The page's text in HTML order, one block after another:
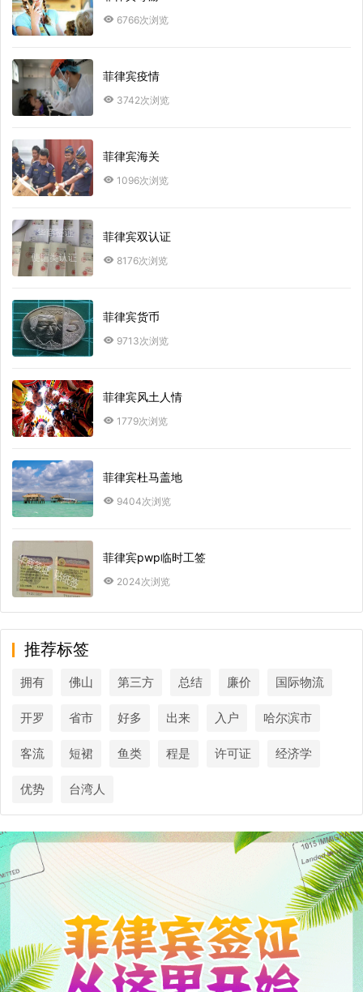
6766次浏览
菲律宾疫情
3742次浏览
菲律宾海关
1096次浏览
菲律宾双认证
8176次浏览
菲律宾货币
9713次浏览
菲律宾风土人情
1779次浏览
菲律宾杜马盖地
9404次浏览
菲律宾pwp临时工签
2024次浏览
推荐标签
拥有 佛山 第三方 总结 廉价 国际物流
开罗 省市 好多 出来 入户 哈尔滨市
客流 短裙 鱼类 程是 许可证 经济学
优势 台湾人